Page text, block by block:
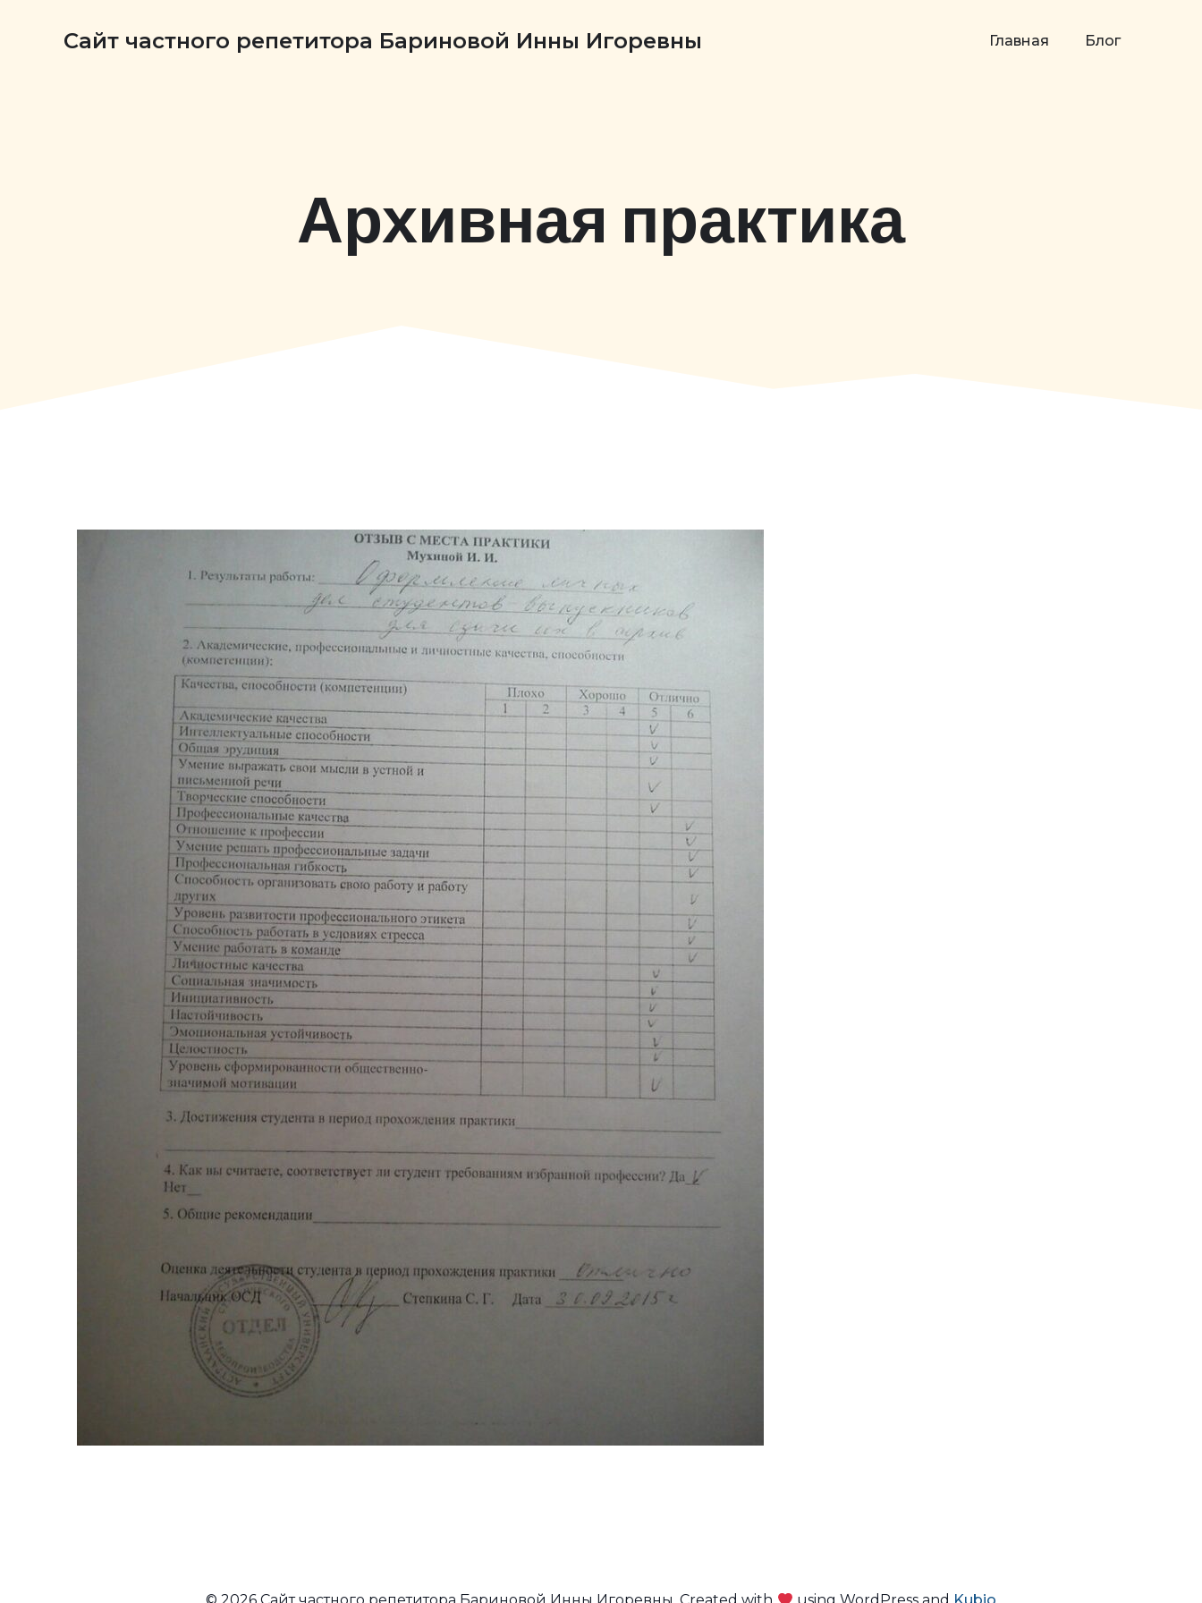
Сайт частного репетитора Бариновой Инны Игоревны Главная Блог
Архивная практика